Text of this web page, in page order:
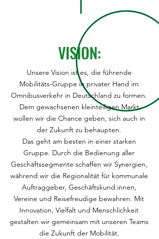
VISION:
Unsere Vision ist es, die führende
Mobilitäts-Gruppe in privater Hand im
Omnibusverkehr in Deutschland zu formen.
Dem gewachsenen kleinteiligen Markt
wollen wir die Chance geben, sich auch in
der Zukunft zu behaupten.
Das geht am besten in einer starken
Gruppe. Durch die Bedienung aller
Geschäftssegmente schaffen wir Synergien,
während wir die Regionalität für kommunale
Auftraggeber, Geschäftskund:innen,
Vereine und Reisefreudige bewahren. Mit
Innovation, Vielfalt und Menschlichkeit
gestalten wir gemeinsam mit unseren Teams
die Zukunft der Mobilität.